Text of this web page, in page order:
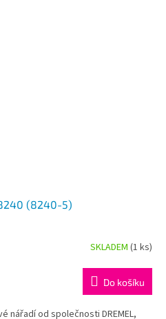
(8240-5)
SKLADEM (1 ks)
Do košíku
nářadí od společnosti DREMEL,